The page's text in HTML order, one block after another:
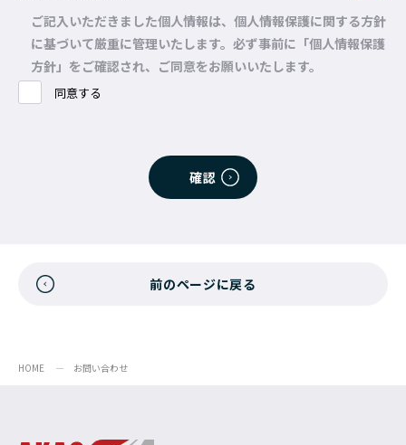
ご記入いただきました個人情報は、個人情報保護に関する方針
に基づいて厳重に管理いたします。必ず事前に「個人情報保護
方針」をご確認され、ご同意をお願いいたします。
同意する
前のページに戻る
HOME お問い合わせ